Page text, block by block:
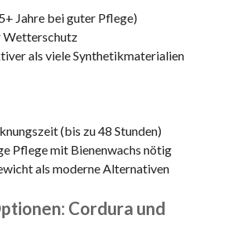
Jahre bei guter Pflege)
Wetterschutz
als viele Synthetikmaterialien
(bis zu 48 Stunden)
Pflege mit Bienenwachs nötig
als moderne Alternativen
Cordura und